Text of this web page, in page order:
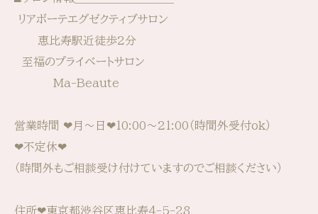
⁡⁡⁡ リアボーテエグゼクティブサロン
恵比寿駅近徒歩2分
至福のプライベートサロン
Ma-Beaute
営業時間 ⁡⁡❤︎月〜日❤︎10:00〜21:00⁡⁡（時間外受付ok）
❤︎不定休⁡⁡❤︎
（時間外もご相談受け付けていますのでご相談ください）
住所❤︎東京都渋谷区恵比寿4-5-28